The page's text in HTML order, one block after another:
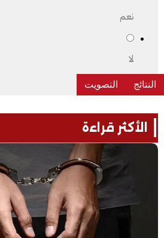
نعم
لا
الأكثر قراءة